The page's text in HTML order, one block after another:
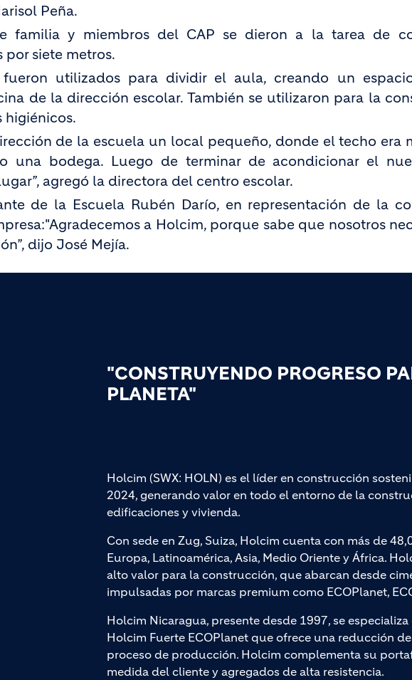
Peña.
familia y miembros del CAP se dieron a la tarea de
siete metros.
utilizados para dividir el aula, creando un
de la dirección escolar. También se utilizaron para la
higiénicos.
de la escuela un local pequeño, donde el techo era
una bodega. Luego de terminar de acondicionar el
agregó la directora del centro escolar.
de la Escuela Rubén Darío, en representación de la
a Holcim, porque sabe que nosotros
dijo José Mejía.
"CONSTRUYENDO PROGRESO
PLANETA"
Holcim (SWX: HOLN) es el líder en construcción
2024, generando valor en todo el entorno de la
edificaciones y vivienda.
Con sede en Zug, Suiza, Holcim cuenta con más de
Europa, Latinoamérica, Asia, Medio Oriente y África.
alto valor para la construcción, que abarcan desde
impulsadas por marcas premium como ECOPlanet,
Holcim Nicaragua, presente desde 1997, se
Holcim Fuerte ECOPlanet que ofrece una reducción
proceso de producción. Holcim complementa su
medida del cliente y agregados de alta resistencia.